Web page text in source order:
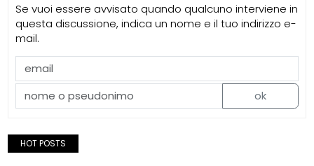
Se vuoi essere avvisato quando qualcuno interviene in
questa discussione, indica un nome e il tuo indirizzo e-
mail.
ok
HOT POSTS